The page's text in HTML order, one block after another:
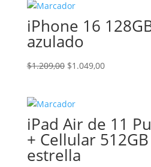
iPhone 16
azulado
$1.209,00 El
era:
$1.209,00.
$1.049,00El
$1.049,00.
iPad Air de 11
+ Cellular
estrella